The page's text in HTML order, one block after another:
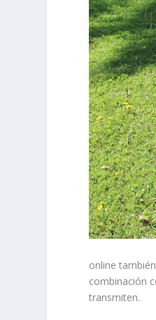
online
combinación
transmiten.